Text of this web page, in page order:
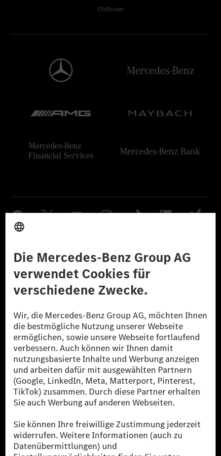
Oldtimer
Datenschutz Lizenzhinweise Dritter Barrierefreiheit
© 2026 Mercedes-Benz Group AG. Alle Rechte vorbehalten.
[1] Bilanziell CO₂-neutral bedeutet, dass nicht vermiedene oder nicht
reduzierte CO₂-Emissionen bei der Mercedes-Benz Group durch
zertifizierte Ausgleichsprojekte kompensiert werden.
[2] Renewable Charging ist ein integraler Bestandteil von MB.CHARGE
Public in Europa, den USA, Kanada und China. Sofern an der jeweiligen
Ladestation noch kein Strom aus erneuerbaren Energien vorliegt,
verwendet Renewable Charging Grünstromzertifikate*. Diese stellen
sicher, dass für Ladevorgänge über MB.CHARGE Public eine äquivalente
Strommenge aus erneuerbaren Energien ins Stromnetz eingespeist wird.
als sechs Jahre sind.
* Inkl. EKOenergy Ökolabel
* Die angegebenen Werte wurden nach dem vorgeschriebenen
Messverfahren WLTP (Worldwide harmonised Light vehicles Test